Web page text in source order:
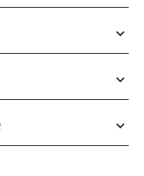
expand_more
expand_more
expand_more